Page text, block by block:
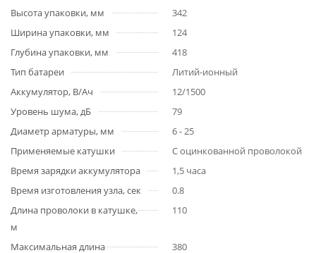
Высота упаковки, мм
342
Ширина упаковки, мм
124
Глубина упаковки, мм
418
Тип батареи
Литий-ионный
Аккумулятор, В/Ач
12/1500
Уровень шума, дБ
79
Диаметр арматуры, мм
6 - 25
Применяемые катушки
С оцинкованной проволокой
Время зарядки аккумулятора
1,5 часа
Время изготовления узла, сек
0.8
Длина проволоки в катушке,
м
110
Максимальная длина
380